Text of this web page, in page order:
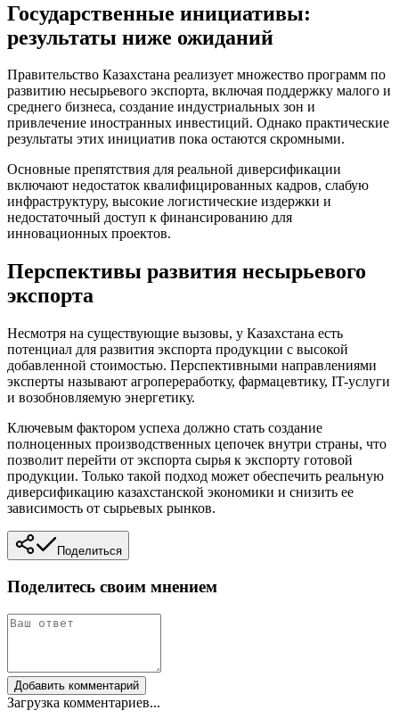
Государственные инициативы:
результаты ниже ожиданий
Правительство Казахстана реализует множество программ по
развитию несырьевого экспорта, включая поддержку малого и
среднего бизнеса, создание индустриальных зон и
привлечение иностранных инвестиций. Однако практические
результаты этих инициатив пока остаются скромными.
Основные препятствия для реальной диверсификации
включают недостаток квалифицированных кадров, слабую
инфраструктуру, высокие логистические издержки и
недостаточный доступ к финансированию для
инновационных проектов.
Перспективы развития несырьевого
экспорта
Несмотря на существующие вызовы, у Казахстана есть
потенциал для развития экспорта продукции с высокой
добавленной стоимостью. Перспективными направлениями
эксперты называют агропереработку, фармацевтику, IT-услуги
и возобновляемую энергетику.
Ключевым фактором успеха должно стать создание
полноценных производственных цепочек внутри страны, что
позволит перейти от экспорта сырья к экспорту готовой
продукции. Только такой подход может обеспечить реальную
диверсификацию казахстанской экономики и снизить ее
зависимость от сырьевых рынков.
Поделиться
Поделитесь своим мнением
Добавить комментарий
Загрузка комментариев...